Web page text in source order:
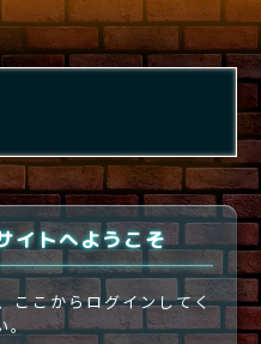
トへようこそ
ここからログインしてく
。